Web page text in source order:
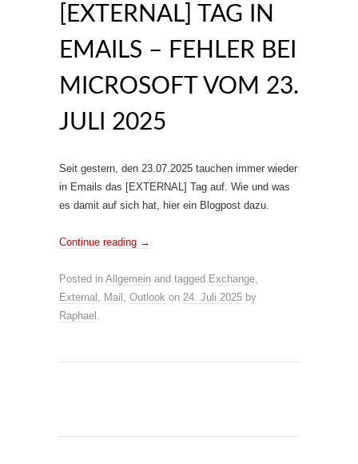
[EXTERNAL] TAG IN
EMAILS – FEHLER BEI
MICROSOFT VOM 23.
JULI 2025
Seit gestern, den 23.07.2025 tauchen immer wieder
in Emails das [EXTERNAL] Tag auf. Wie und was
es damit auf sich hat, hier ein Blogpost dazu.
Continue reading →
Posted in Allgemein and tagged Exchange,
External , Mail , Outlook on 24. Juli 2025 by
Raphael .